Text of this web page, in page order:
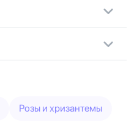
Розы и хризантемы